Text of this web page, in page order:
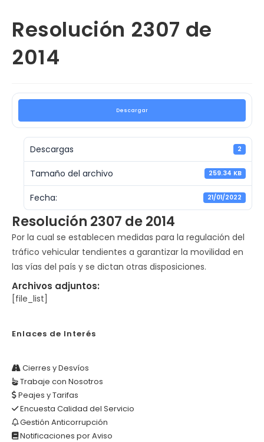
Resolución 2307 de
2014
Descargar
Descargas 2
Tamaño del archivo 259.34 KB
Fecha: 21/01/2022
Resolución 2307 de 2014
Por la cual se establecen medidas para la regulación del
tráfico vehicular tendientes a garantizar la movilidad en
las vías del país y se dictan otras disposiciones.
Archivos adjuntos:
[file_list]
Enlaces de Interés
Cierres y Desvíos
Trabaje con Nosotros
Peajes y Tarifas
Encuesta Calidad del Servicio
Gestión Anticorrupción
Notificaciones por Aviso